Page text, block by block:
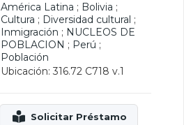
América Latina ; Bolivia ;
Cultura ; Diversidad cultural ;
Inmigración ; NUCLEOS DE
POBLACION ; Perú ;
Población
Ubicación: 316.72 C718 v.1